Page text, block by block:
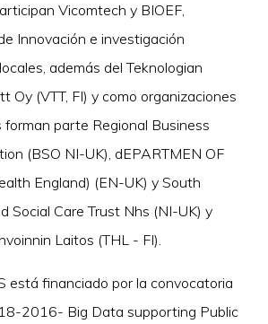
Vicomtech y BIOEF,
Innovación e investigación
además del Teknologian
Oy (VTT, FI) y como organizaciones
forman parte Regional Business
(BSO NI-UK), dEPARTMEN OF
England) (EN-UK) y South
Social Care Trust Nhs (NI-UK) y
Laitos (THL - FI).
está financiado por la convocatoria
2016- Big Data supporting Public